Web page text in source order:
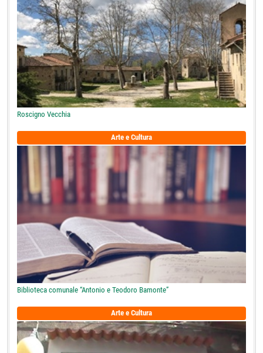
Roscigno Vecchia
Arte e Cultura
Biblioteca comunale “Antonio e Teodoro Bamonte”
Arte e Cultura